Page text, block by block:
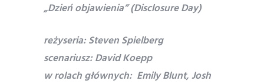
„Dzień objawienia” (Disclosure Day)
reżyseria: Steven Spielberg
scenariusz: David Koepp
w rolach głównych: Emily Blunt, Josh